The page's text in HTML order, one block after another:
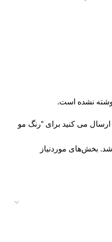
نشده است.
ارسال می کنید برای “رنگ مو
شد. بخش‌های موردنیاز